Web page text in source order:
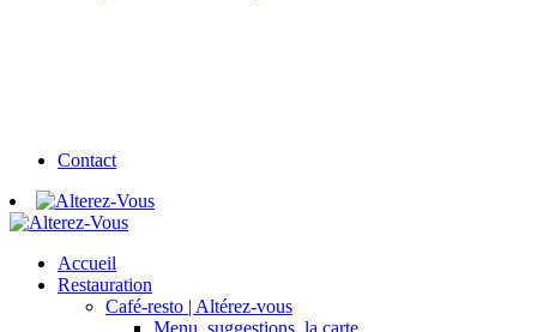
Contact
Accueil
Restauration
Café-resto | Altérez-vous
Menu, suggestions, la carte